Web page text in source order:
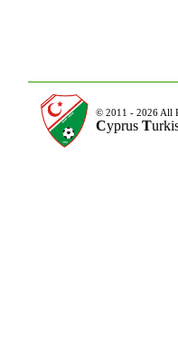
© 2011 - 2026 All
Cyprus T